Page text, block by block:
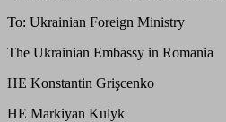
To: Ukrainian Foreign Ministry
The Ukrainian Embassy in Romania
HE Konstantin Grişcenko
HE Markiyan Kulyk